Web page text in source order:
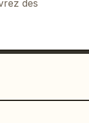
des